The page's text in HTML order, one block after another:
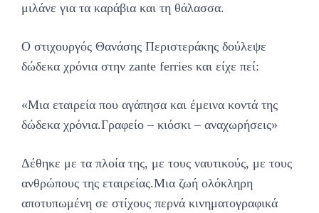
μιλάνε για τα καράβια και τη θάλασσα.
Ο στιχουργός Θανάσης Περιστεράκης δούλεψε
δώδεκα χρόνια στην zante ferries και είχε πεί:
«Μια εταιρεία που αγάπησα και έμεινα κοντά της
δώδεκα χρόνια.Γραφείο – κιόσκι – αναχωρήσεις»
Δέθηκε με τα πλοία της, με τους ναυτικούς, με τους
ανθρώπους της εταιρείας.Μια ζωή ολόκληρη
αποτυπωμένη σε στίχους περνά κινηματογραφικά